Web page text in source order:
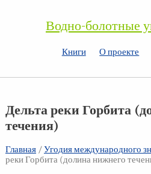
Водно-болотные
Книги О проекте
Дельта реки Горбита
течения)
Главная/Угодия международного
реки Горбита (долина нижнего